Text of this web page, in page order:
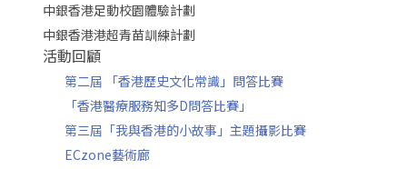
中銀香港足動校園體驗計劃
中銀香港港超青苗訓練計劃
活動回顧
第二屆 「香港歷史文化常識」問答比賽
「香港醫療服務知多D問答比賽」
第三屆「我與香港的小故事」主題攝影比賽
ECzone藝術廊